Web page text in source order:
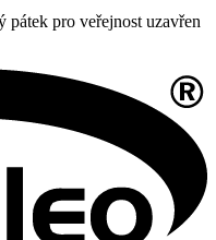
pátek pro veřejnost uzavřen